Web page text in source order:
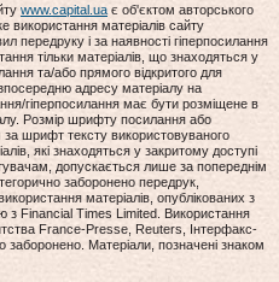
www.capital.ua є об'єктом авторського
матеріалів сайту
передруку і за наявності гіперпосилання
тільки матеріалів, що знаходяться у
та/або прямого відкритого для
адресу матеріалу на
гіперпосилання має бути розміщене в
Розмір шрифту посилання або
шрифт тексту використовуваного
які знаходяться у закритому доступі
допускається лише за попереднім
заборонено передрук,
матеріалів, опублікованих з
з Financial Times Limited. Використання
France-Presse, Reuters, Інтерфакс-
заборонено. Матеріали, позначені знаком